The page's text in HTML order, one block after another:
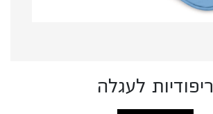
ריפודיות לעגלה